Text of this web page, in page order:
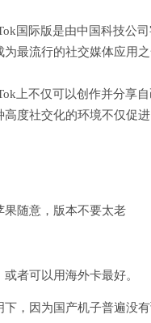
国际版是由中国科技公
最流行的社交媒体应用
上不仅可以创作并分享
度社交化的环境不仅促
果随意，版本不要太老
者可以用海外卡最好。
，因为国产机子普遍没有